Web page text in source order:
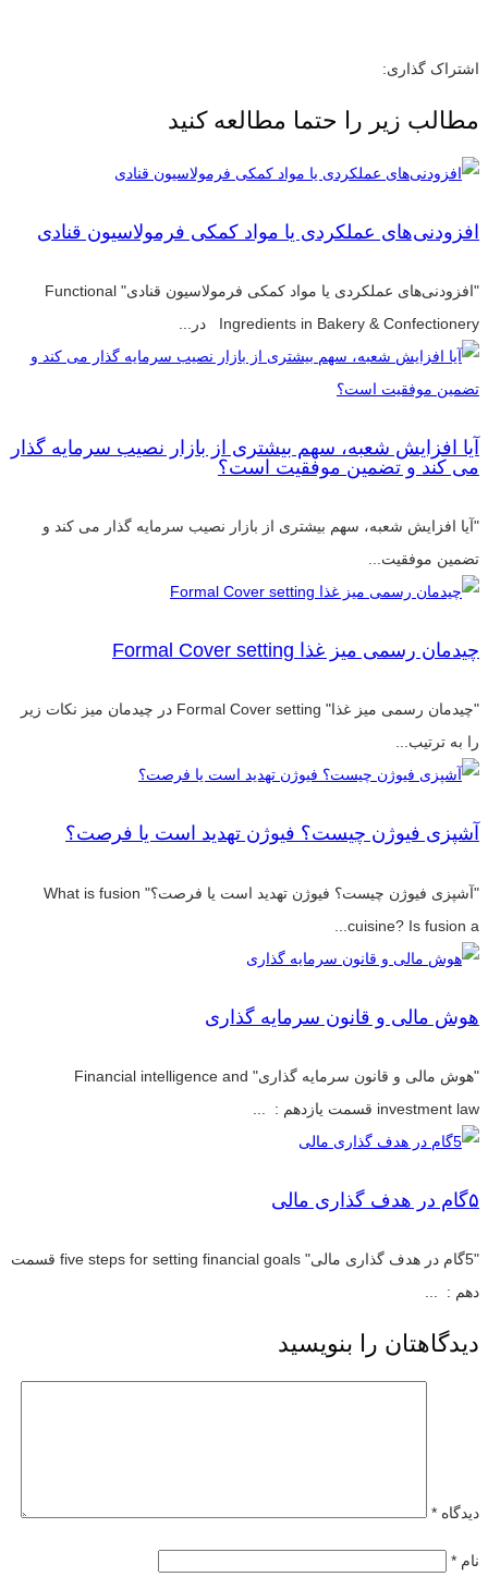
اشتراک گذاری:
مطالب زیر را حتما مطالعه کنید
افزودنی‌های عملکردی یا مواد کمکی فرمولاسیون قنادی
"افزودنی‌های عملکردی یا مواد کمکی فرمولاسیون قنادی" Functional
Ingredients in Bakery & Confectionery در...
آیا افزایش شعبه، سهم بیشتری از بازار نصیب سرمایه گذار
می کند و تضمین موفقیت است؟
"آیا افزایش شعبه، سهم بیشتری از بازار نصیب سرمایه گذار می کند و
تضمین موفقیت...
چیدمان رسمی میز غذا Formal Cover setting
"چیدمان رسمی میز غذا" Formal Cover setting در چیدمان میز نکات زیر
را به ترتیب...
آشپزی فیوژن چیست؟ فیوژن تهدید است یا فرصت؟
"آشپزی فیوژن چیست؟ فیوژن تهدید است یا فرصت؟" What is fusion
cuisine? Is fusion a...
هوش مالی و قانون سرمایه گذاری
"هوش مالی و قانون سرمایه گذاری" Financial intelligence and
investment law قسمت یازدهم : ...
۵گام در هدف گذاری مالی
"5گام در هدف گذاری مالی" five steps for setting financial goals قسمت
دهم : ...
دیدگاهتان را بنویسید
دیدگاه *
نام *